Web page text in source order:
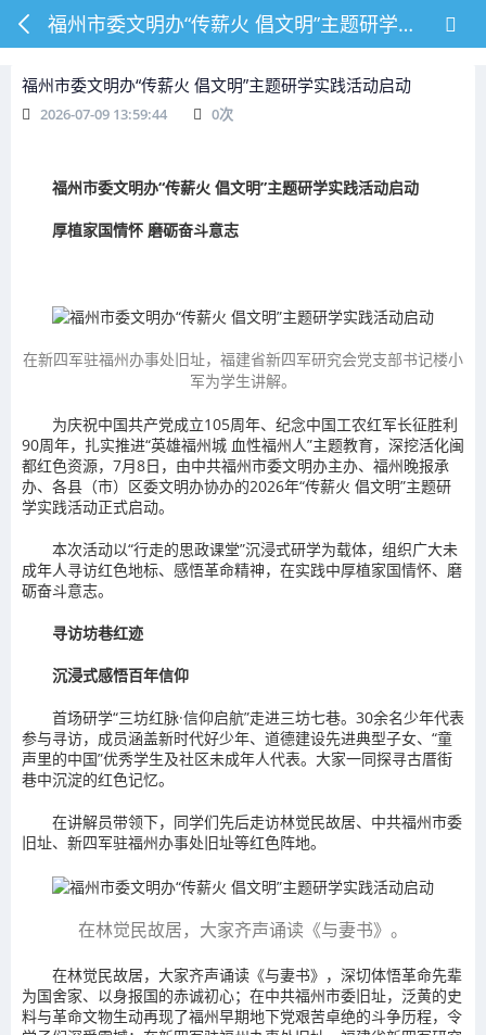
福州市委文明办“传薪火 倡文明”主题研学实践活动启动
福州市委文明办“传薪火 倡文明”主题研学实践活动启动
2026-07-09 13:59:44 0次
福州市委文明办“传薪火 倡文明”主题研学实践活动启动
厚植家国情怀 磨砺奋斗意志
在新四军驻福州办事处旧址，福建省新四军研究会党支部书记楼小
军为学生讲解。
为庆祝中国共产党成立105周年、纪念中国工农红军长征胜利
90周年，扎实推进“英雄福州城 血性福州人”主题教育，深挖活化闽
都红色资源，7月8日，由中共福州市委文明办主办、福州晚报承
办、各县（市）区委文明办协办的2026年“传薪火 倡文明”主题研
学实践活动正式启动。
本次活动以“行走的思政课堂”沉浸式研学为载体，组织广大未
成年人寻访红色地标、感悟革命精神，在实践中厚植家国情怀、磨
砺奋斗意志。
寻访坊巷红迹
沉浸式感悟百年信仰
首场研学“三坊红脉·信仰启航”走进三坊七巷。30余名少年代表
参与寻访，成员涵盖新时代好少年、道德建设先进典型子女、“童
声里的中国”优秀学生及社区未成年人代表。大家一同探寻古厝街
巷中沉淀的红色记忆。
在讲解员带领下，同学们先后走访林觉民故居、中共福州市委
旧址、新四军驻福州办事处旧址等红色阵地。
在林觉民故居，大家齐声诵读《与妻书》。
在林觉民故居，大家齐声诵读《与妻书》，深切体悟革命先辈
为国舍家、以身报国的赤诚初心；在中共福州市委旧址，泛黄的史
料与革命文物生动再现了福州早期地下党艰苦卓绝的斗争历程，令